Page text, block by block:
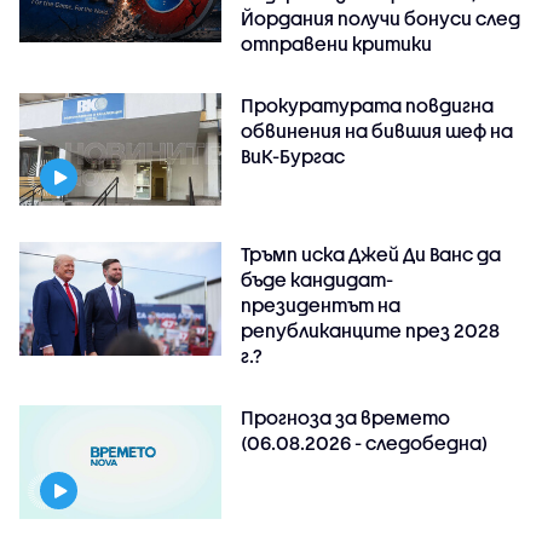
Йордания получи бонуси след
отправени критики
Прокуратурата повдигна
обвинения на бившия шеф на
ВиК-Бургас
Тръмп иска Джей Ди Ванс да
бъде кандидат-
президентът на
републиканците през 2028
г.?
Прогноза за времето
(06.08.2026 - следобедна)